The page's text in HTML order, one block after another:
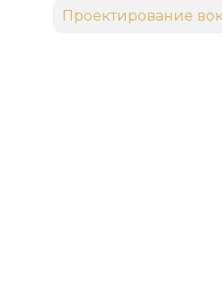
Проектирование